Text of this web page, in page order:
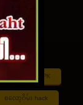
ော့ဂိမ်း
စလော့ဂိမ်း APK
စလော့ဂိမ်း hack